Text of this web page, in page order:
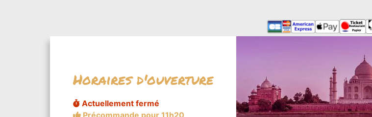
Horaires d'ouverture
Actuellement fermé
Précommande pour 11h20